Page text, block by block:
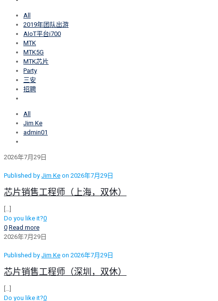
All
2019年团队出游
AIoT平台i700
MTK
MTK5G
MTK芯片
Party
三安
招聘
All
Jim Ke
admin01
2026年7月29日
Published by Jim Ke on 2026年7月29日
芯片销售工程师（上海，双休）
Do you like it?0
0 Read more
2026年7月29日
Published by Jim Ke on 2026年7月29日
芯片销售工程师（深圳，双休）
[…]
Do you like it?0